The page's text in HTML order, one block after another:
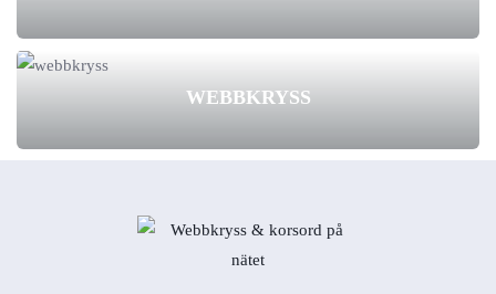
WEBBKRYSS